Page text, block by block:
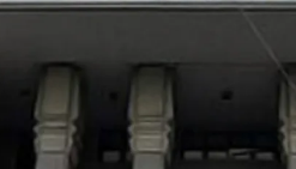
ติดตามสนุกโซเชียลได้ที่